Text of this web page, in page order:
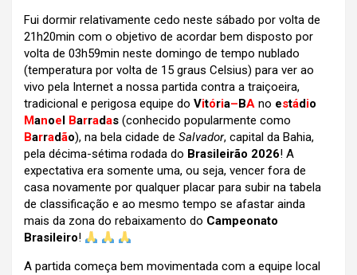
Fui dormir relativamente cedo neste sábado por volta de
21h20min com o objetivo de acordar bem disposto por
volta de 03h59min neste domingo de tempo nublado
(temperatura por volta de 15 graus Celsius) para ver ao
vivo pela Internet a nossa partida contra a traiçoeira,
tradicional e perigosa equipe do Vitória–BA no estádio
Manoel Barradas (conhecido popularmente como
Barradão), na bela cidade de Salvador, capital da Bahia,
pela décima-sétima rodada do Brasileirão 2026! A
expectativa era somente uma, ou seja, vencer fora de
casa novamente por qualquer placar para subir na tabela
de classificação e ao mesmo tempo se afastar ainda
mais da zona do rebaixamento do Campeonato
Brasileiro!
A partida começa bem movimentada com a equipe local